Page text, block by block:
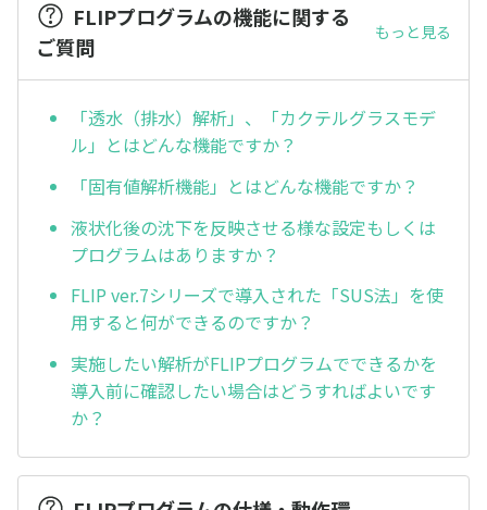
FLIPプログラムの機能に関する
ご質問
もっと見る
「透水（排水）解析」、「カクテルグラスモデ
ル」とはどんな機能ですか？
「固有値解析機能」とはどんな機能ですか？
液状化後の沈下を反映させる様な設定もしくは
プログラムはありますか？
FLIP ver.7シリーズで導入された「SUS法」を使
用すると何ができるのですか？
実施したい解析がFLIPプログラムでできるかを
導入前に確認したい場合はどうすればよいです
か？